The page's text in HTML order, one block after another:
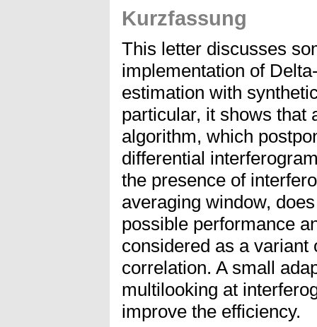
Kurzfassung
This letter discusses
implementation of
estimation with
particular, it shows that
algorithm, which
differential
the presence of
averaging window,
possible performance
considered as a variant
correlation. A small
multilooking at
improve the efficiency.